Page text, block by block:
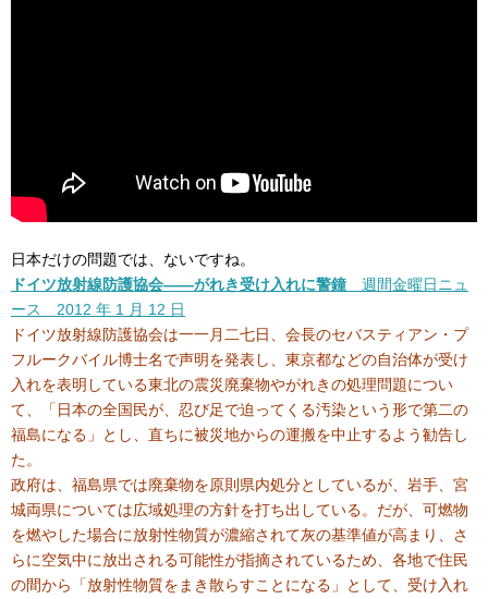
日本だけの問題では、ないですね。
ドイツ放射線防護協会――がれき受け入れに警鐘 週間金曜日ニュ
ース 2012 年 1 月 12 日
ドイツ放射線防護協会は一一月二七日、会長のセバスティアン・プ
フルークバイル博士名で声明を発表し、東京都などの自治体が受け
入れを表明している東北の震災廃棄物やがれきの処理問題につい
て、「日本の全国民が、忍び足で迫ってくる汚染という形で第二の
福島になる」とし、直ちに被災地からの運搬を中止するよう勧告し
た。
政府は、福島県では廃棄物を原則県内処分としているが、岩手、宮
城両県については広域処理の方針を打ち出している。だが、可燃物
を燃やした場合に放射性物質が濃縮されて灰の基準値が高まり、さ
らに空気中に放出される可能性が指摘されているため、各地で住民
の間から「放射性物質をまき散らすことになる」として、受け入れ